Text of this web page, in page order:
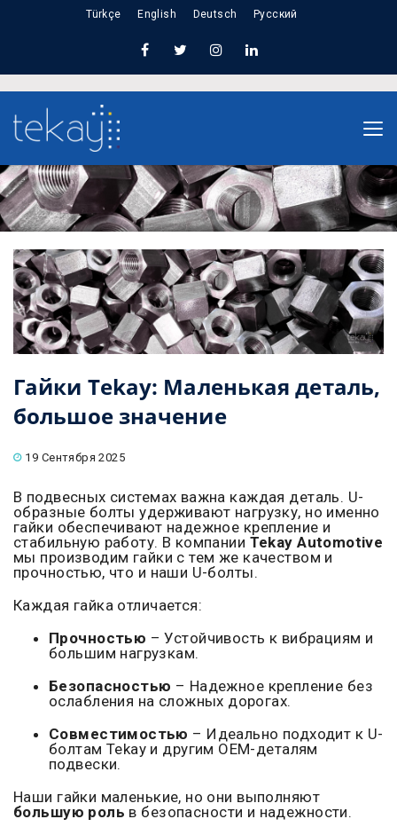
Türkçe English Deutsch Русский
Гайки Tekay: Маленькая деталь, большое
значение
Гайки Tekay: Маленькая деталь,
большое значение
19 Сентября 2025
В подвесных системах важна каждая деталь. U-
образные болты удерживают нагрузку, но именно
гайки обеспечивают надежное крепление и
стабильную работу. В компании Tekay Automotive
мы производим гайки с тем же качеством и
прочностью, что и наши U-болты.
Каждая гайка отличается:
Прочностью – Устойчивость к вибрациям и
большим нагрузкам.
Безопасностью – Надежное крепление без
ослабления на сложных дорогах.
Совместимостью – Идеально подходит к U-
болтам Tekay и другим OEM-деталям
подвески.
Наши гайки маленькие, но они выполняют
большую роль в безопасности и надежности.